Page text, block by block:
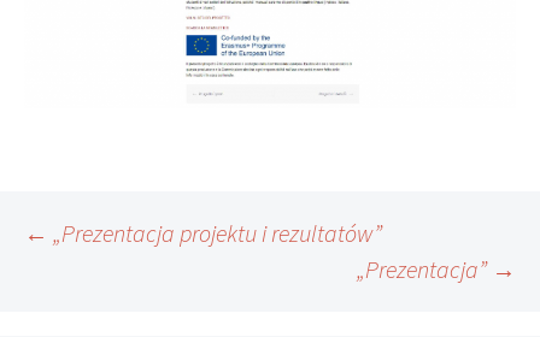
Nawigacja
← „Prezentacja projektu i rezultatów”
„Prezentacja” →